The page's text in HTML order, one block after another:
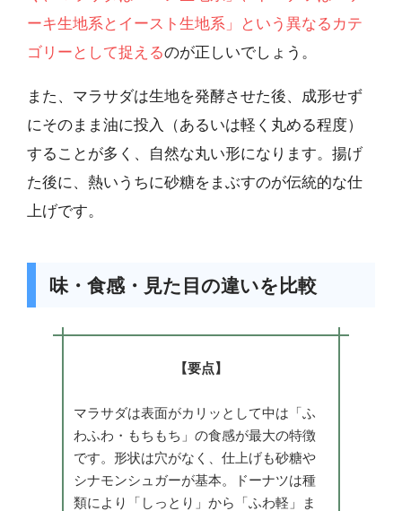
ーキ生地系とイースト生地系」という異なるカテ
ゴリーとして捉えるのが正しいでしょう。
また、マラサダは生地を発酵させた後、成形せず
にそのまま油に投入（あるいは軽く丸める程度）
することが多く、自然な丸い形になります。揚げ
た後に、熱いうちに砂糖をまぶすのが伝統的な仕
上げです。
味・食感・見た目の違いを比較
【要点】
マラサダは表面がカリッとして中は「ふ
わふわ・もちもち」の食感が最大の特徴
です。形状は穴がなく、仕上げも砂糖や
シナモンシュガーが基本。ドーナツは種
類により「しっとり」から「ふわ軽」ま